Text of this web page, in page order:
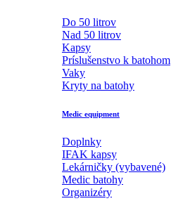
Do 50 litrov
Nad 50 litrov
Kapsy
Príslušenstvo k batohom
Vaky
Kryty na batohy
Medic equipment
Doplnky
IFAK kapsy
Lekárničky (vybavené)
Medic batohy
Organizéry